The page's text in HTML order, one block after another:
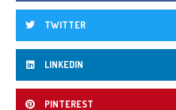
TWITTER
LINKEDIN
PINTEREST